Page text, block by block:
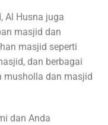
Al Husna juga
masjid dan
masjid seperti
dan berbagai
musholla dan masjid
dan Anda